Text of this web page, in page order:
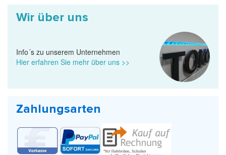
Wir über uns
Info´s zu unserem Unternehmen
Hier erfahren Sie mehr über uns >>
Zahlungsarten